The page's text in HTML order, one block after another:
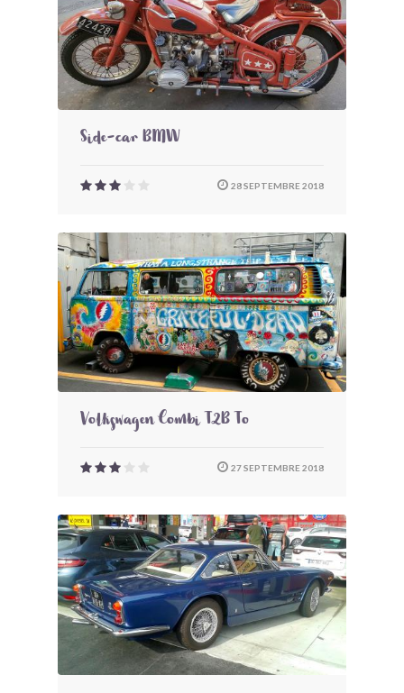
Side-car BMW
28 SEPTEMBRE 2018
Volkswagen Combi T2B To
27 SEPTEMBRE 2018